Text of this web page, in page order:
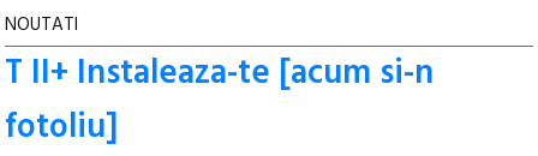
NOUTATI
T II+ Instaleaza-te [acum si-n
fotoliu]